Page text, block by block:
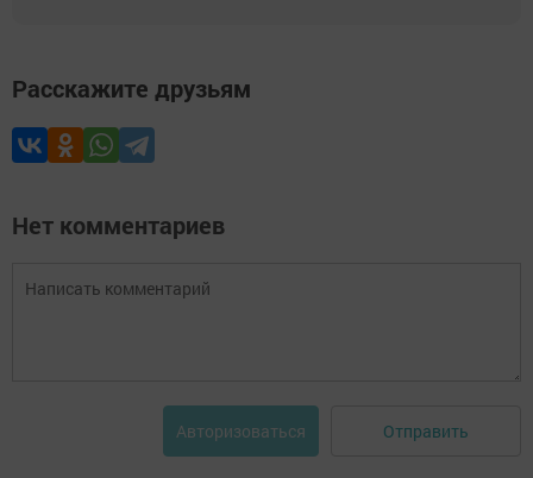
Расскажите друзьям
Нет комментариев
Авторизоваться Отправить